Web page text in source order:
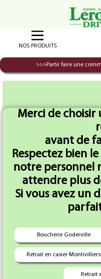
NOS PRODUITS
>>>Partir faire une
Merci de choisir
avant de
Respectez bien
notre personnel
attendre plus
Si vous avez un
Boucherie Goderville
Retrait en casier Montivilliers
Retrait
Côte Porc/échine X 2
Kg
15.95 €
Ajouter au panier